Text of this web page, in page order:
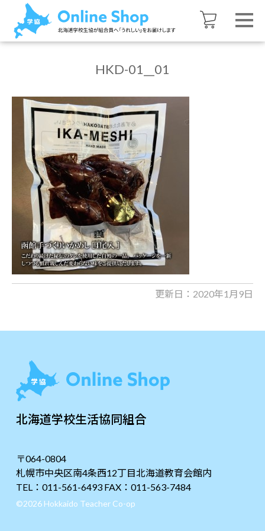
HKD-01__01
更新日：2020年1月9日
北海道学校生活協同組合
〒064-0804
札幌市中央区南4条西12丁目北海道教育会館内
TEL：011-561-6493 FAX：011-563-7484
©2026 Hokkaido Teacher Co-op